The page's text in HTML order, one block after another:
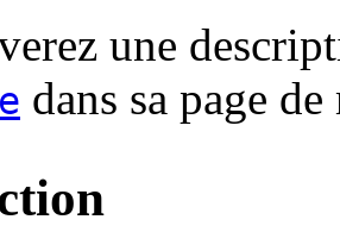
une
dans sa page